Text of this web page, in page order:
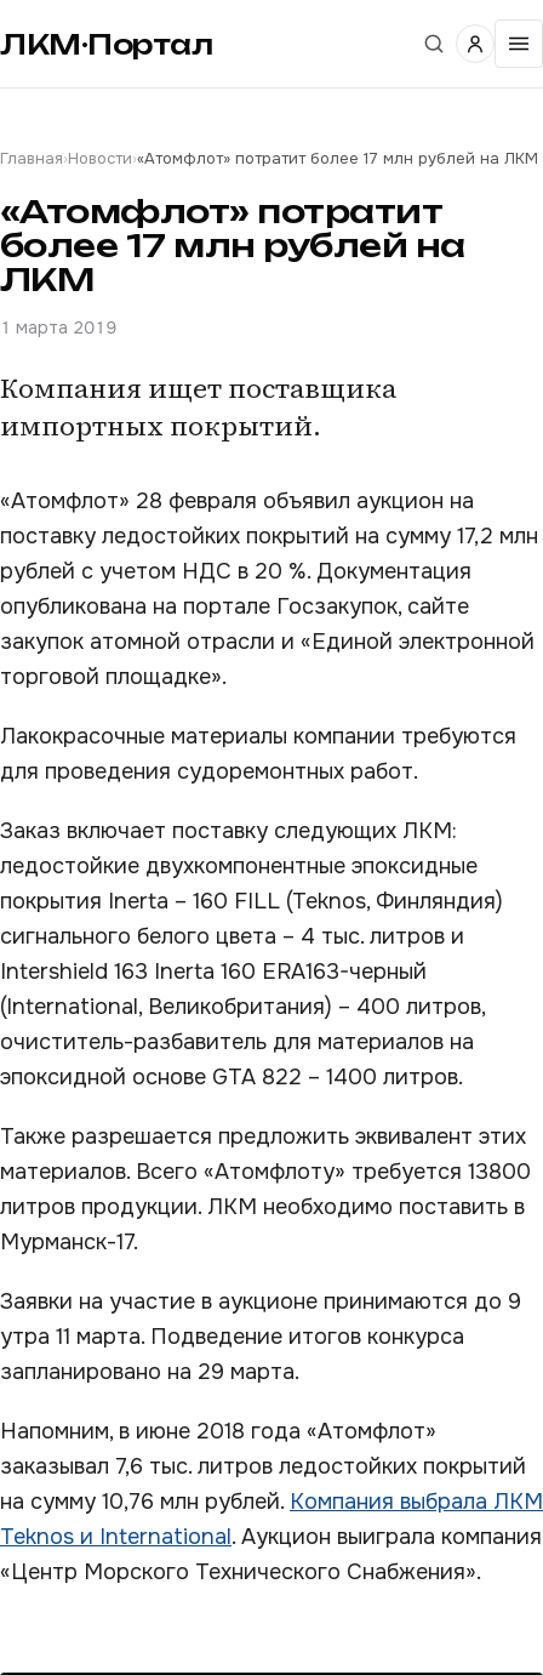
ЛКМ·Портал
Главная›Новости›«Атомфлот» потратит более 17 млн рублей на ЛКМ
«Атомфлот» потратит
более 17 млн рублей на
ЛКМ
1 марта 2019
Компания ищет поставщика
импортных покрытий.
«Атомфлот» 28 февраля объявил аукцион на
поставку ледостойких покрытий на сумму 17,2 млн
рублей с учетом НДС в 20 %. Документация
опубликована на портале Госзакупок, сайте
закупок атомной отрасли и «Единой электронной
торговой площадке».
Лакокрасочные материалы компании требуются
для проведения судоремонтных работ.
Заказ включает поставку следующих ЛКМ:
ледостойкие двухкомпонентные эпоксидные
покрытия Inerta – 160 FILL (Teknos, Финляндия)
сигнального белого цвета – 4 тыс. литров и
Intershield 163 Inerta 160 ERA163-черный
(International, Великобритания) – 400 литров,
очиститель-разбавитель для материалов на
эпоксидной основе GTA 822 – 1400 литров.
Также разрешается предложить эквивалент этих
материалов. Всего «Атомфлоту» требуется 13800
литров продукции. ЛКМ необходимо поставить в
Мурманск-17.
Заявки на участие в аукционе принимаются до 9
утра 11 марта. Подведение итогов конкурса
запланировано на 29 марта.
Напомним, в июне 2018 года «Атомфлот»
заказывал 7,6 тыс. литров ледостойких покрытий
на сумму 10,76 млн рублей. Компания выбрала ЛКМ
Teknos и International. Аукцион выиграла компания
«Центр Морского Технического Снабжения».